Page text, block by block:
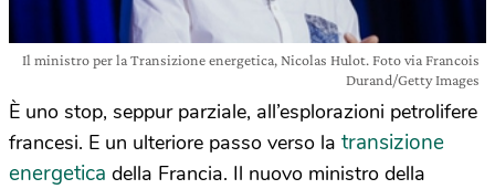
Il ministro per la Transizione energetica, Nicolas Hulot. Foto via Francois
Durand/Getty Images
È uno stop, seppur parziale, all’esplorazioni petrolifere
francesi. E un ulteriore passo verso la transizione
energetica della Francia. Il nuovo ministro della